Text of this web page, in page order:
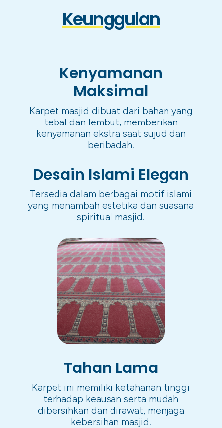
Keunggulan
Kenyamanan
Maksimal
Karpet masjid dibuat dari bahan yang
tebal dan lembut, memberikan
kenyamanan ekstra saat sujud dan
beribadah.
Desain Islami Elegan
Tersedia dalam berbagai motif islami
yang menambah estetika dan suasana
spiritual masjid.
Tahan Lama
Karpet ini memiliki ketahanan tinggi
terhadap keausan serta mudah
dibersihkan dan dirawat, menjaga
kebersihan masjid.